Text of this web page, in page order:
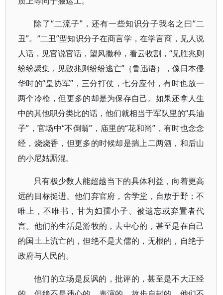
除了“二流子”，还有一些知识分子我名之曰“二
丑”。“二丑”型知识分子在商言学，在学言商，见人说
人话，见官说官话，望风撒种，看云收割，“见胜兆则
纷纷聚集，见败兆则纷纷逃亡”（鲁迅语），像日本侵
华时的“皇协军”，三分打仗，七分应付，有时也放一
两个冷枪，但更多的却是为保存自己。如果还拿人生
中的其他职分类比的话，他们就相当于军队里的“兵油
子”，官场中“不倒翁”，庙里的“花和尚”，有时也念念
经，烧烧香，但更多的时候却是揣上二两酒，和后山
的小尼姑厮混。
只有极少数人能超越当下的具体利益，向着更高
远的目标挺进。他们弃官府，舍学堂，自放于野；不
唯上，不唯书，甘为妇孺小子、被遗忘或弃置者代
言。他们的生活是游牧的，去中心的，甚至是在自己
的国土上流亡的，但绝不是犬儒的，无根的，自绝于
政府与人民的。
他们的立场是反讽的，批评的，甚至是不大正经